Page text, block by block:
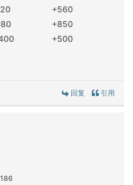
+560
+850
+500
回复 引用